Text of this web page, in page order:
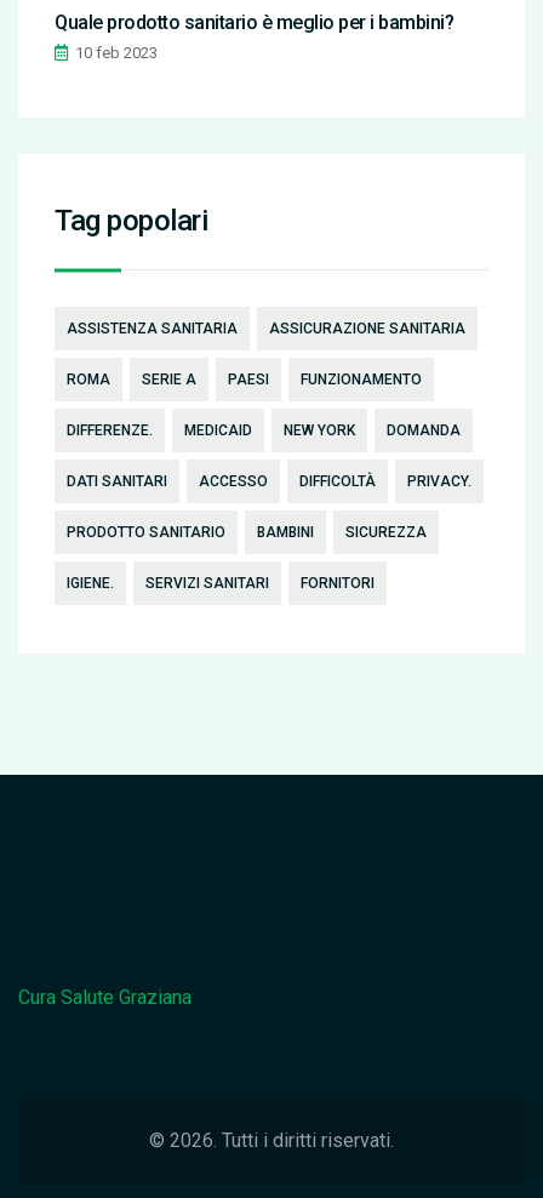
Quale prodotto sanitario è meglio per i bambini?
10 feb 2023
Tag popolari
ASSISTENZA SANITARIA ASSICURAZIONE SANITARIA
ROMA SERIE A PAESI FUNZIONAMENTO
DIFFERENZE. MEDICAID NEW YORK DOMANDA
DATI SANITARI ACCESSO DIFFICOLTÀ PRIVACY.
PRODOTTO SANITARIO BAMBINI SICUREZZA
IGIENE. SERVIZI SANITARI FORNITORI
Cura Salute Graziana
© 2026. Tutti i diritti riservati.